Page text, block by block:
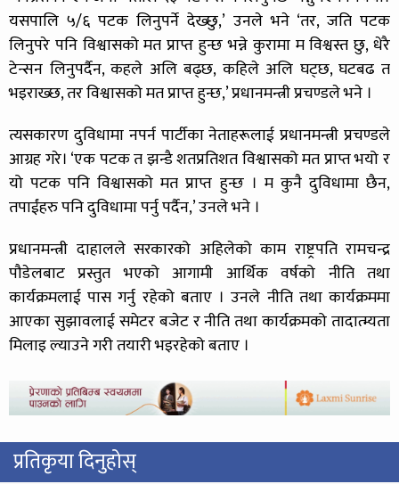
यसपालि ५/६ पटक लिनुपर्ने देख्छु,’ उनले भने ‘तर, जति पटक
लिनुपरे पनि विश्वासको मत प्राप्त हुन्छ भन्ने कुरामा म विश्वस्त छु, धेरै
टेन्सन लिनुपर्दैन, कहले अलि बढ्छ, कहिले अलि घट्छ, घटबढ त
भइराख्छ, तर विश्वासको मत प्राप्त हुन्छ,’ प्रधानमन्त्री प्रचण्डले भने ।
त्यसकारण दुविधामा नपर्न पार्टीका नेताहरूलाई प्रधानमन्त्री प्रचण्डले
आग्रह गरे। ‘एक पटक त झन्डै शतप्रतिशत विश्वासको मत प्राप्त भयो र
यो पटक पनि विश्वासको मत प्राप्त हुन्छ । म कुनै दुविधामा छैन,
तपाईंहरु पनि दुविधामा पर्नु पर्दैन,’ उनले भने ।
प्रधानमन्त्री दाहालले सरकारको अहिलेको काम राष्ट्रपति रामचन्द्र
पौडेलबाट प्रस्तुत भएको आगामी आर्थिक वर्षको नीति तथा
कार्यक्रमलाई पास गर्नु रहेको बताए । उनले नीति तथा कार्यक्रममा
आएका सुझावलाई समेटर बजेट र नीति तथा कार्यक्रमको तादात्म्यता
मिलाइ ल्याउने गरी तयारी भइरहेको बताए ।
प्रतिकृया दिनुहोस्